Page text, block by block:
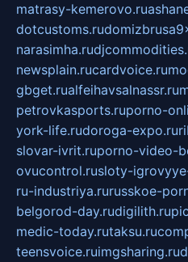
matrasy-kemerovo.ru
dotcustoms.ru
narasimha.ru
newsplain.rucardvoice.ru
gbget.rualfeihavsalnassr.ru
petrovkasports.ruporno-
york-life.rudoroga-expo.ru
slovar-ivrit.ruporno-video-
ovucontrol.rusloty-
ru-industriya.rurusskoe-
belgorod-day.rudigilith.ru
medic-today.rutaksu.ru
teensvoice.ruimgsharing.ru